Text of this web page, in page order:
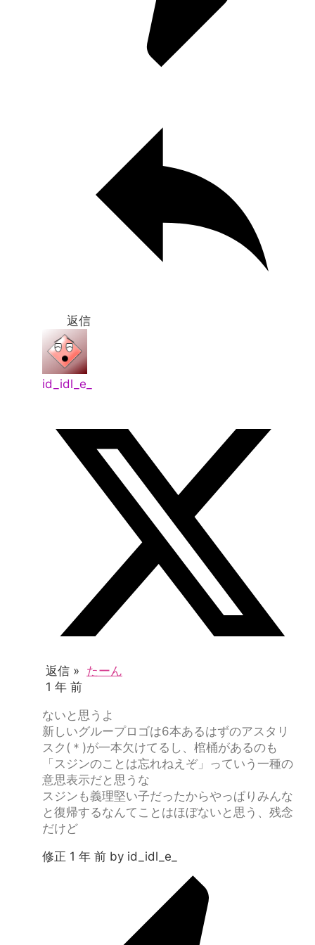
返信
id_idl_e_
返信 » たーん
1 年 前
ないと思うよ
新しいグループロゴは6本あるはずのアスタリ
スク(＊)が一本欠けてるし、棺桶があるのも
「スジンのことは忘れねえぞ」っていう一種の
意思表示だと思うな
スジンも義理堅い子だったからやっぱりみんな
と復帰するなんてことはほぼないと思う、残念
だけど
修正 1 年 前 by id_idl_e_